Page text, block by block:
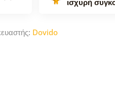
Dovido